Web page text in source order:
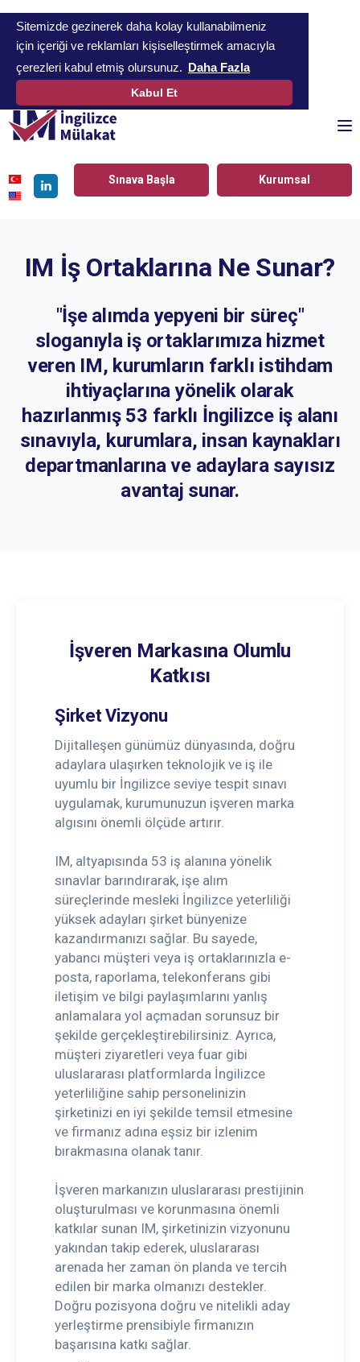
Sitemizde gezinerek daha kolay kullanabilmeniz
için içeriği ve reklamları kişiselleştirmek amacıyla
çerezleri kabul etmiş olursunuz. Daha Fazla
Kabul Et
Sınava Başla Kurumsal
IM İş Ortaklarına Ne Sunar?
"İşe alımda yepyeni bir süreç"
sloganıyla iş ortaklarımıza hizmet
veren IM, kurumların farklı istihdam
ihtiyaçlarına yönelik olarak
hazırlanmış 53 farklı İngilizce iş alanı
sınavıyla, kurumlara, insan kaynakları
departmanlarına ve adaylara sayısız
avantaj sunar.
İşveren Markasına Olumlu
Katkısı
Şirket Vizyonu
Dijitalleşen günümüz dünyasında, doğru
adaylara ulaşırken teknolojik ve iş ile
uyumlu bir İngilizce seviye tespit sınavı
uygulamak, kurumunuzun işveren marka
algısını önemli ölçüde artırır.
IM, altyapısında 53 iş alanına yönelik
sınavlar barındırarak, işe alım
süreçlerinde mesleki İngilizce yeterliliği
yüksek adayları şirket bünyenize
kazandırmanızı sağlar. Bu sayede,
yabancı müşteri veya iş ortaklarınızla e-
posta, raporlama, telekonferans gibi
iletişim ve bilgi paylaşımlarını yanlış
anlamalara yol açmadan sorunsuz bir
şekilde gerçekleştirebilirsiniz. Ayrıca,
müşteri ziyaretleri veya fuar gibi
uluslararası platformlarda İngilizce
yeterliliğine sahip personelinizin
şirketinizi en iyi şekilde temsil etmesine
ve firmanız adına eşsiz bir izlenim
bırakmasına olanak tanır.
İşveren markanızın uluslararası prestijinin
oluşturulması ve korunmasına önemli
katkılar sunan IM, şirketinizin vizyonunu
yakından takip ederek, uluslararası
arenada her zaman ön planda ve tercih
edilen bir marka olmanızı destekler.
Doğru pozisyona doğru ve nitelikli aday
yerleştirme prensibiyle firmanızın
başarısına katkı sağlar.